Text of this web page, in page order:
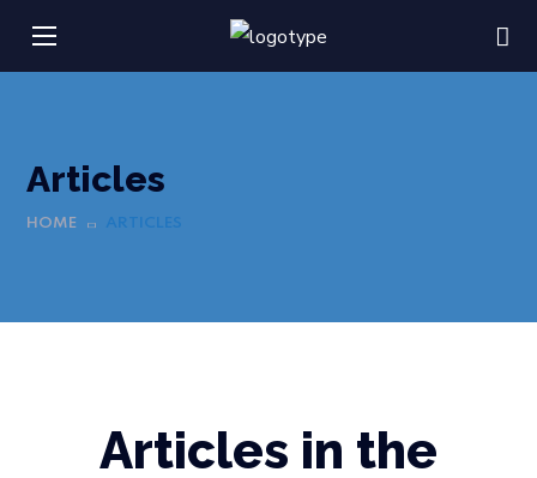
Articles
HOME ARTICLES
Articles in the